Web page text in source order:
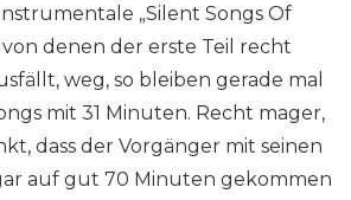
„Silent Songs Of
von denen der erste Teil recht
weg, so bleiben gerade mal
mit 31 Minuten. Recht mager,
dass der Vorgänger mit seinen
auf gut 70 Minuten gekommen